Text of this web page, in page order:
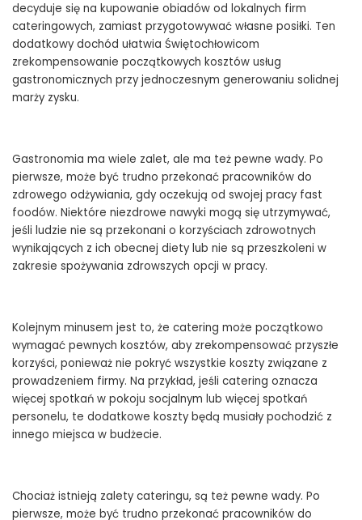
decyduje się na kupowanie obiadów od lokalnych firm
cateringowych, zamiast przygotowywać własne posiłki. Ten
dodatkowy dochód ułatwia Świętochłowicom
zrekompensowanie początkowych kosztów usług
gastronomicznych przy jednoczesnym generowaniu solidnej
marży zysku.
Gastronomia ma wiele zalet, ale ma też pewne wady. Po
pierwsze, może być trudno przekonać pracowników do
zdrowego odżywiania, gdy oczekują od swojej pracy fast
foodów. Niektóre niezdrowe nawyki mogą się utrzymywać,
jeśli ludzie nie są przekonani o korzyściach zdrowotnych
wynikających z ich obecnej diety lub nie są przeszkoleni w
zakresie spożywania zdrowszych opcji w pracy.
Kolejnym minusem jest to, że catering może początkowo
wymagać pewnych kosztów, aby zrekompensować przyszłe
korzyści, ponieważ nie pokryć wszystkie koszty związane z
prowadzeniem firmy. Na przykład, jeśli catering oznacza
więcej spotkań w pokoju socjalnym lub więcej spotkań
personelu, te dodatkowe koszty będą musiały pochodzić z
innego miejsca w budżecie.
Chociaż istnieją zalety cateringu, są też pewne wady. Po
pierwsze, może być trudno przekonać pracowników do